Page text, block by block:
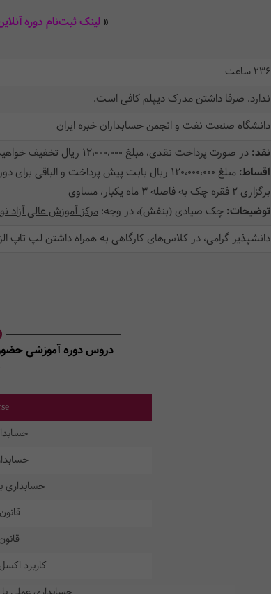
«لینک ثبت‌نام دوره
236 ساعت
ندارد. صرفا داشتن مدرک دیپلم کافی است.
دانشگاه صنعت نفت و انجمن حسابداران خبره ایران
نقد: در صورت پرداخت نقدی، مبلغ 12،000،000 ریال تخفیف خواهید داشت.
اقساط: مبلغ 120،000،000 ریال بابت پیش پرداخت و الباقی برای دوره‌های سه روز در هفته
برگزاری 2 فقره چک به فاصله 3 ماه یکبار، مساوی
توضیحات: چک صیادی (بنفش)، در وجه:مرکز آموزش عالی آزاد
دانشپذیر گرامی، در کلاس‌های کارگاهی به همراه داشتن لپ تاپ
دروس دوره آموزشی
حسابداری
کاربرد